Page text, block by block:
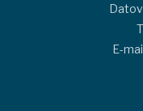
E-